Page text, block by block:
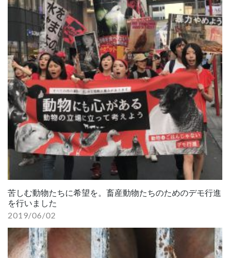
苦しむ動物たちに希望を。畜産動物たちのためのデモ行進
を行いました
2019/06/02